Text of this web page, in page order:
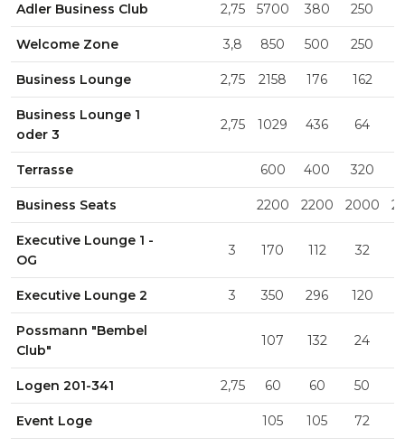
Adler Business Club 2,75 5700 380 250
Welcome Zone 3,8 850 500 250
Business Lounge 2,75 2158 176 162
Business Lounge 1
oder 3
2,75 1029 436 64
Terrasse 600 400 320
Business Seats 2200 2200 2000
Executive Lounge 1 -
OG
3 170 112 32
Executive Lounge 2 3 350 296 120
Possmann "Bembel
Club"
107 132 24
Logen 201-341 2,75 60 60 50
Event Loge 105 105 72